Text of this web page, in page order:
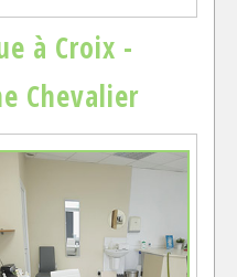
à Croix -
Chevalier